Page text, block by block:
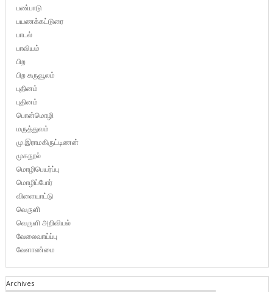
பண்பாடு
பயணக்கட்டுரை
பாடல்
பாவியம்
பிற
பிற கருவூலம்
புதினம்
புதினம்
பொன்மொழி
மருத்துவம்
மு.இராமகிருட்டிணன்
முகநூல்
மொழிபெயர்ப்பு
மொழிப்போர்
விளையாட்டு
வெருளி
வெருளி அறிவியல்
வேலைவாய்ப்பு
வேளாண்மை
Archives